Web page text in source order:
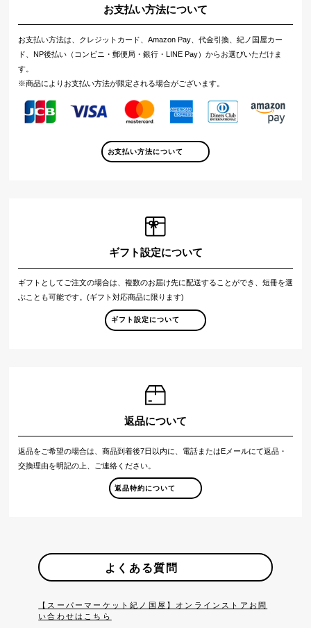
お支払い方法について
お支払い方法は、クレジットカード、Amazon Pay、代金引換、紀ノ国屋カー
ド、NP後払い（コンビニ・郵便局・銀行・LINE Pay）からお選びいただけま
す。
※商品によりお支払い方法が限定される場合がございます。
お支払い方法について
ギフト設定について
ギフトとしてご注文の場合は、複数のお届け先に配送することができ、短冊を選
ぶことも可能です。(ギフト対応商品に限ります)
ギフト設定について
返品について
返品をご希望の場合は、商品到着後7日以内に、電話またはEメールにて返品・
交換理由を明記の上、ご連絡ください。
返品特約について
よくある質問
【スーパーマーケット紀ノ国屋】オンラインストアお問
い合わせはこちら